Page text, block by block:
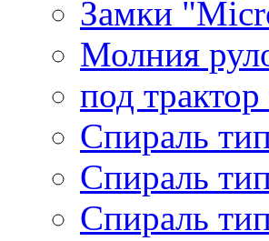
Замки
Молния
под
Спираль
Спираль
Спираль